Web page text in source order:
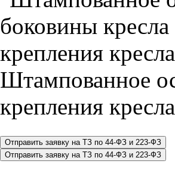
Штампованное
крепления